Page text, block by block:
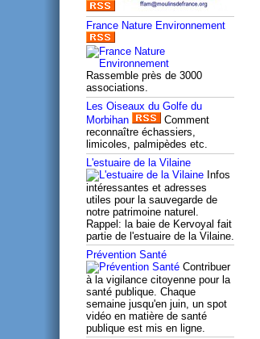
France Nature Environnement
Rassemble près de 3000
associations.
Les Oiseaux du Golfe du
Morbihan
Comment
reconnaître échassiers,
limicoles, palmipèdes etc.
L'estuaire de la Vilaine
Infos
intéressantes et adresses
utiles pour la sauvegarde de
notre patrimoine naturel.
Rappel: la baie de Kervoyal fait
partie de l'estuaire de la Vilaine.
Prévention Santé
Contribuer
à la vigilance citoyenne pour la
santé publique. Chaque
semaine jusqu'en juin, un spot
vidéo en matière de santé
publique est mis en ligne.